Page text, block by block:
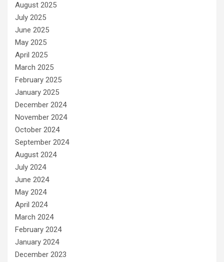
August 2025
July 2025
June 2025
May 2025
April 2025
March 2025
February 2025
January 2025
December 2024
November 2024
October 2024
September 2024
August 2024
July 2024
June 2024
May 2024
April 2024
March 2024
February 2024
January 2024
December 2023